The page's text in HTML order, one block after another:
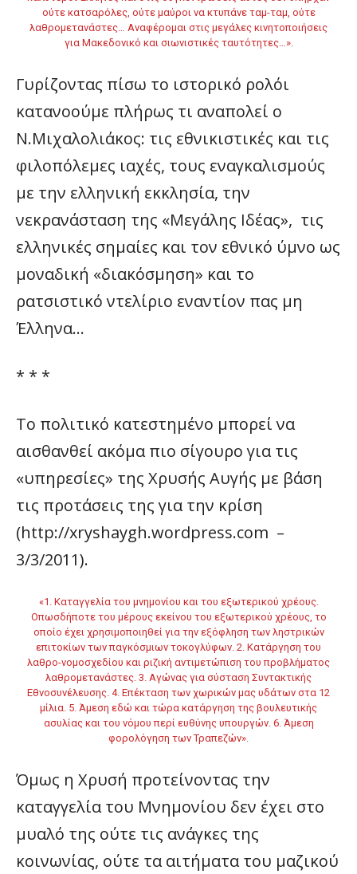
ούτε κατσαρόλες, ούτε μαύροι να κτυπάνε ταμ-ταμ, ούτε
λαθρομετανάστες… Αναφέρομαι στις μεγάλες κινητοποιήσεις
για Μακεδονικό και σιωνιστικές ταυτότητες…».
Γυρίζοντας πίσω το ιστορικό ρολόι
κατανοούμε πλήρως τι αναπολεί ο
Ν.Μιχαλολιάκος: τις εθνικιστικές και τις
φιλοπόλεμες ιαχές, τους εναγκαλισμούς
με την ελληνική εκκλησία, την
νεκρανάσταση της «Μεγάλης Ιδέας», τις
ελληνικές σημαίες και τον εθνικό ύμνο ως
μοναδική «διακόσμηση» και το
ρατσιστικό ντελίριο εναντίον πας μη
Έλληνα…
* * *
Το πολιτικό κατεστημένο μπορεί να
αισθανθεί ακόμα πιο σίγουρο για τις
«υπηρεσίες» της Χρυσής Αυγής με βάση
τις προτάσεις της για την κρίση
(http://xryshaygh.wordpress.com –
3/3/2011).
«1. Καταγγελία του μνημονίου και του εξωτερικού χρέους.
Οπωσδήποτε του μέρους εκείνου του εξωτερικού χρέους, το
οποίο έχει χρησιμοποιηθεί για την εξόφληση των ληστρικών
επιτοκίων των παγκόσμιων τοκογλύφων. 2. Κατάργηση του
λαθρο-νομοσχεδίου και ριζική αντιμετώπιση του προβλήματος
λαθρομετανάστες. 3. Αγώνας για σύσταση Συντακτικής
Εθνοσυνέλευσης. 4. Επέκταση των χωρικών μας υδάτων στα 12
μίλια. 5. Άμεση εδώ και τώρα κατάργηση της βουλευτικής
ασυλίας και του νόμου περί ευθύνης υπουργών. 6. Άμεση
φορολόγηση των Τραπεζών».
Όμως η Χρυσή προτείνοντας την
καταγγελία του Μνημονίου δεν έχει στο
μυαλό της ούτε τις ανάγκες της
κοινωνίας, ούτε τα αιτήματα του μαζικού